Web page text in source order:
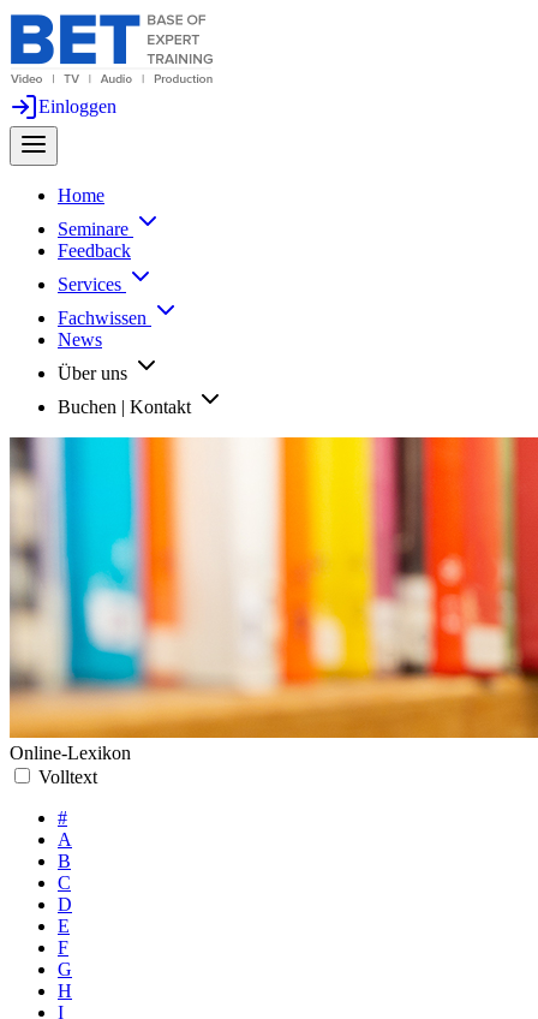
Einloggen
Home
Seminare
Feedback
Services
Fachwissen
News
Über uns
Buchen | Kontakt
Online-Lexikon
Volltext
#
A
B
C
D
E
F
G
H
I